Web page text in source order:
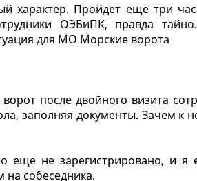
характер. Пройдет еще три
ОЭБиПК, правда
для МО Морские ворота
после двойного визита
заполняя документы. Зачем
еще не зарегистрировано, и
на собеседника.